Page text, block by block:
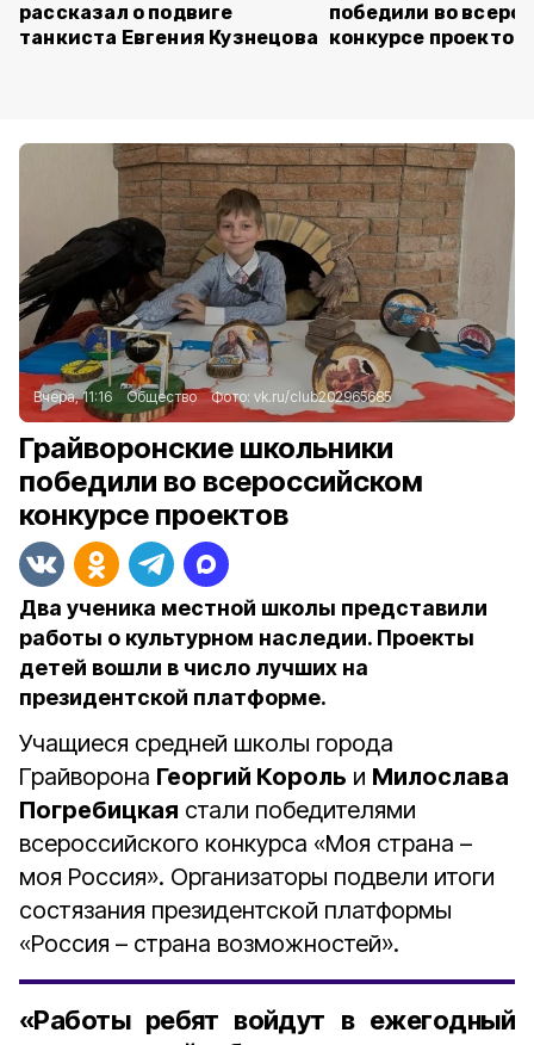
рассказал о подвиге
танкиста Евгения Кузнецова
победили во
конкурсе проектов
Вчера, 11:16 Общество Фото: vk.ru/club202965685
Грайворонские школьники
победили во всероссийском
конкурсе проектов
Два ученика местной школы представили
работы о культурном наследии. Проекты
детей вошли в число лучших на
президентской платформе.
Учащиеся средней школы города
Грайворона Георгий Король и Милослава
Погребицкая стали победителями
всероссийского конкурса «Моя страна –
моя Россия». Организаторы подвели итоги
состязания президентской платформы
«Россия – страна возможностей».
«Работы ребят войдут в ежегодный